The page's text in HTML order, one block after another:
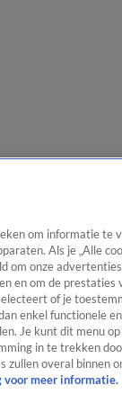
om informatie te
Als je „Alle
om onze
en om de prestaties
of je
enkel functionele
Je kunt dit menu
in te trekken
zullen overal binnen
voor meer informatie.